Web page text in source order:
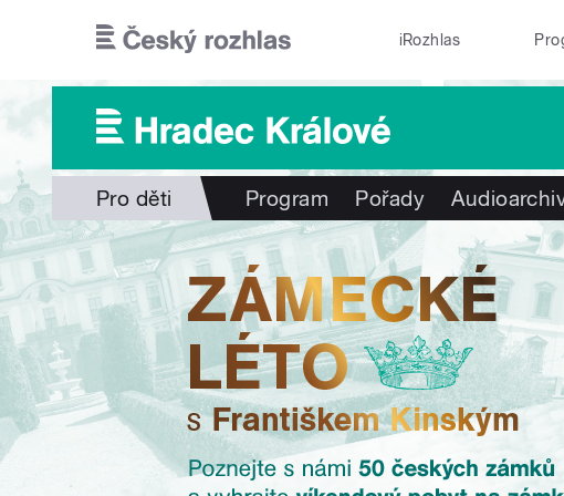
iRozhlas
Pro děti Program Pořady